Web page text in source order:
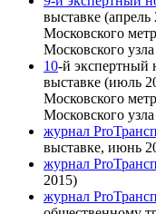
выставке
Московского
Московского узла
10-й экспертный
выставке (июль
Московского
Московского узла
журнал
выставке, июнь
журнал
2015)
журнал